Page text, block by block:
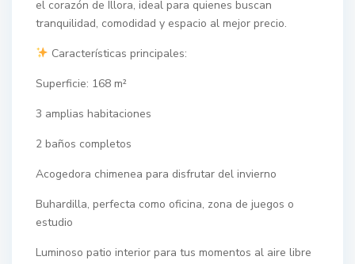
el corazón de Íllora, ideal para quienes buscan
tranquilidad, comodidad y espacio al mejor precio.
Características principales:
Superficie: 168 m²
3 amplias habitaciones
2 baños completos
Acogedora chimenea para disfrutar del invierno
Buhardilla, perfecta como oficina, zona de juegos o
estudio
Luminoso patio interior para tus momentos al aire libre